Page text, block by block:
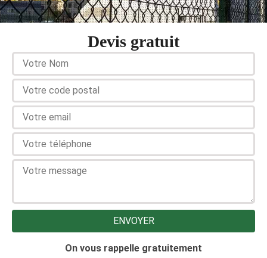
Devis gratuit
On vous rappelle gratuitement